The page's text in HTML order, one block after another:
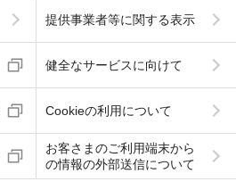
提供事業者等に関する表示
健全なサービスに向けて
Cookieの利用について
お客さまのご利用端末から
の情報の外部送信について